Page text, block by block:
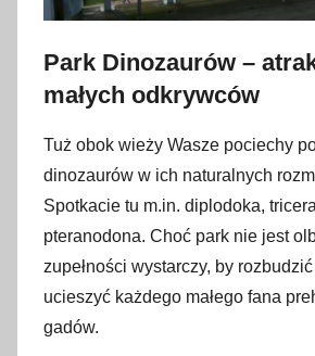
Park Dinozaurów –
małych odkrywców
Tuż obok wieży Wasze pociechy
dinozaurów w ich naturalnych
Spotkacie tu m.in. diplodoka,
pteranodona. Choć park nie jest
zupełności wystarczy, by
ucieszyć każdego małego fana
gadów.